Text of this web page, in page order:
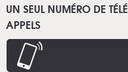
UN SEUL NUMÉRO DE
APPELS